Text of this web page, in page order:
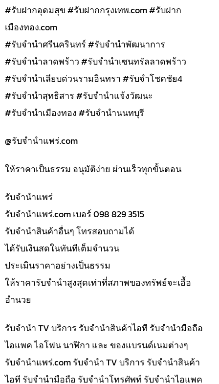
#รับฝากอุดมสุข #รับฝากกรุงเทพ.com #รับฝาก
เมืองทอง.com
#รับจำนำศรีนครินทร์ #รับจำนำพัฒนาการ
#รับจำนำลาดพร้าว #รับจำนำเซนทรัลลาดพร้าว
#รับจำนำเลียบด่วนรามอินทรา #รับจำโชคชัย4
#รับจำนำสุทธิสาร #รับจำนำแจ้งวัฒนะ
#รับจำนำเมืองทอง #รับจำนำนนทบุรี
@รับจํานําแพร่.com
ให้ราคาเป็นธรรม อนุมัติง่าย ผ่านเร็วทุกขั้นตอน
รับจํานำแพร่
รับจํานําแพร่.com เบอร์ 098 829 3515
รับจำนำสินค้าอื่นๆ โทรสอบถามได้
ได้รับเงินสดในทันทีเต็มจำนวน
ประเมินราคาอย่างเป็นธรรม
ให้ราคารับจำนำสูงสุดเท่าที่สภาพของทรัพย์จะเอื้อ
อำนวย
รับจำนำ TV บริการ รับจำนำสินค้าไอที รับจำนำมือถือ
ไอแพค ไอโฟน นาฬิกา และ ของแบรนด์เนมต่างๆ
รับจํานําแพร่.com รับจำนำ TV บริการ รับจำนำสินค้า
ไอที รับจำนำมือถือ รับจำนำโทรศัพท์ รับจำนำไอแพค